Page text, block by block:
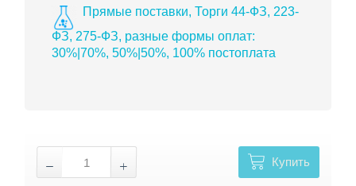
Прямые поставки, Торги 44-ФЗ, 223-
ФЗ, 275-ФЗ, разные формы оплат:
30%|70%, 50%|50%, 100% постоплата
Купить